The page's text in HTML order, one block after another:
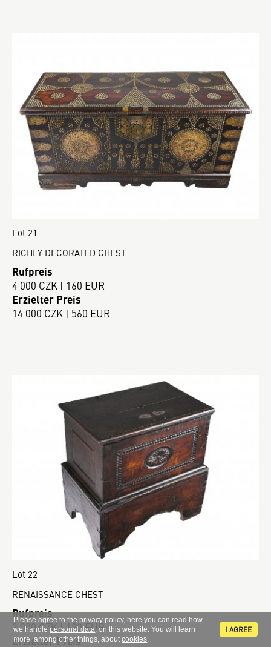
Please agree to theprivacy policy, here you can read how
we handlepersonal data. on this website. You will learn
more, among other things, aboutcookies.
I AGREE
Lot 21
RICHLY DECORATED CHEST
Rufpreis
4 000 CZK | 160 EUR
Erzielter Preis
14 000 CZK | 560 EUR
Lot 22
RENAISSANCE CHEST
Rufpreis
3 000 CZK | 120 EUR
Erzielter Preis